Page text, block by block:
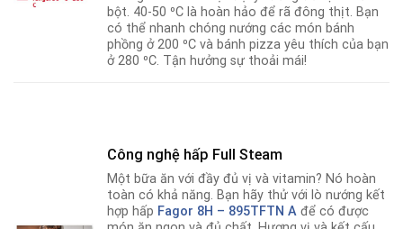
bột. 40-50 ⁰C là hoàn hảo để rã đông thịt. Bạn
có thể nhanh chóng nướng các món bánh
phồng ở 200 ⁰C và bánh pizza yêu thích của bạn
ở 280 ⁰C. Tận hưởng sự thoải mái!
Công nghệ hấp Full Steam
Một bữa ăn với đầy đủ vị và vitamin? Nó hoàn
toàn có khả năng. Bạn hãy thử với lò nướng kết
hợp hấp Fagor 8H – 895TFTN A để có được